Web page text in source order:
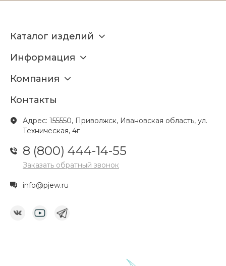
Каталог изделий
Информация
Компания
Контакты
Адрес: 155550, Приволжск, Ивановская область, ул.
Техническая, 4г
8 (800) 444-14-55
Заказать обратный звонок
info@pjew.ru